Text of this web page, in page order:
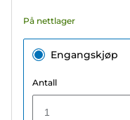
På nettlager
Engangskjøp
Antall
1